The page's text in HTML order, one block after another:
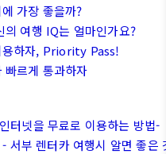
가장 좋을까?
의 여행 IQ는 얼마인가요?
용하자, Priority Pass!
빠르게 통과하자
터넷을 무료로 이용하는 방법-
서부 렌터카 여행시 알면 좋은